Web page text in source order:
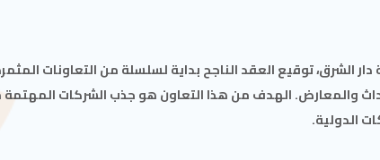
الشرق، توقيع العقد الناجح بداية لسلسلة من التعاونات
والمعارض. الهدف من هذا التعاون هو جذب الشركات
الدولية.